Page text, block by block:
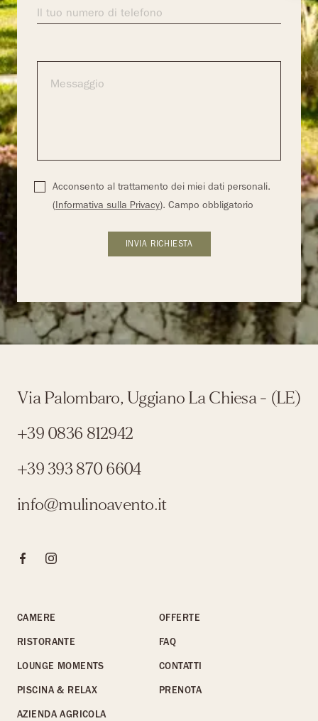
Acconsento al trattamento dei miei dati personali.
(Informativa sulla Privacy). Campo obbligatorio
Via Palombaro, Uggiano La Chiesa - (LE)
+39 0836 812942
+39 393 870 6604
info@mulinoavento.it
Clicca qui per visitare la pagina Facebook
Clicca qui per visitare il profilo Instagram
CAMERE
RISTORANTE
LOUNGE MOMENTS
PISCINA & RELAX
AZIENDA AGRICOLA
OFFERTE
FAQ
CONTATTI
PRENOTA